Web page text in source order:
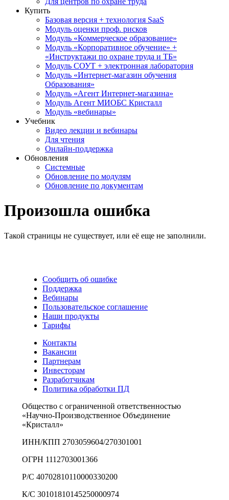
Купить
Базовая версия + технология SaaS
Модуль оценки проф. рисков
Модуль «Коммерческое образование»
Модуль «Корпоративное обучение» +
«Инструктажи по охране труда и ТБ»
Модуль СОУТ + электронная лаборатория
Модуль «Интернет-магазин обучения
Образования»
Модуль «Агент Интернет-магазина»
Модуль Агент МИОБС Кристалл
Модуль «вебинары»
Учебник
Видео лекции и вебинары
Для чтения
Онлайн-поддержка
Обновления
Системные
Обновление по модулям
Обновление по документам
Произошла ошибка
Такой страницы не существует, или её еще не заполнили.
Сообщить об ошибке
Поддержка
Вебинары
Пользовательское соглашение
Наши продукты
Тарифы
Контакты
Вакансии
Партнерам
Инвесторам
Разработчикам
Политика обработки ПД
Общество с ограниченной ответственностью
«Научно-Производственное Объединение
«Кристалл»
ИНН/КПП 2703059604/270301001
ОГРН 1112703001366
Р/С 40702810110000330200
К/С 30101810145250000974